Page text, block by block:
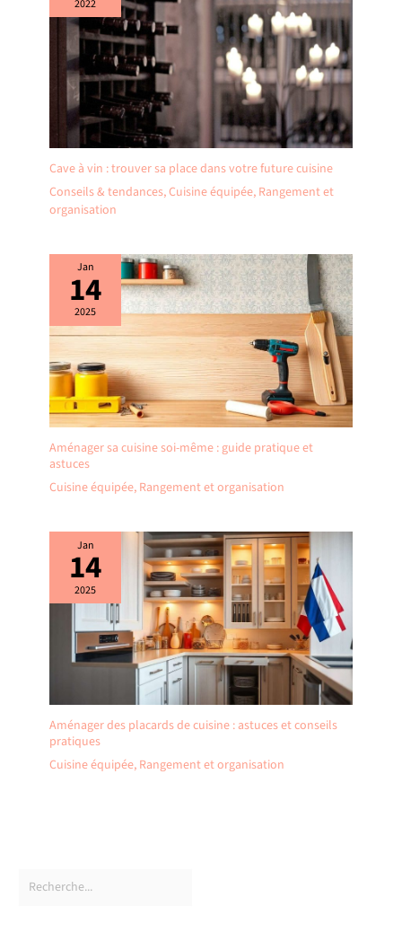
2022
Cave à vin : trouver sa place dans votre future cuisine
Conseils & tendances,Cuisine équipée, Rangement et
organisation
Jan
14
2025
Aménager sa cuisine soi-même : guide pratique et
astuces
Cuisine équipée, Rangement et organisation
Jan
14
2025
Aménager des placards de cuisine : astuces et conseils
pratiques
Cuisine équipée, Rangement et organisation